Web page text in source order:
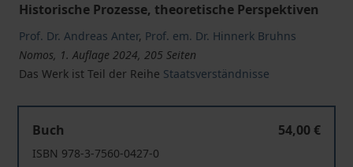
Historische Prozesse, theoretische Perspektiven
Prof. Dr. Andreas Anter, Prof. em. Dr. Hinnerk Bruhns
Nomos, 1. Auflage 2024, 205 Seiten
Das Werk ist Teil der Reihe Staatsverständnisse
Buch
54,00 €
ISBN 978-3-7560-0427-0